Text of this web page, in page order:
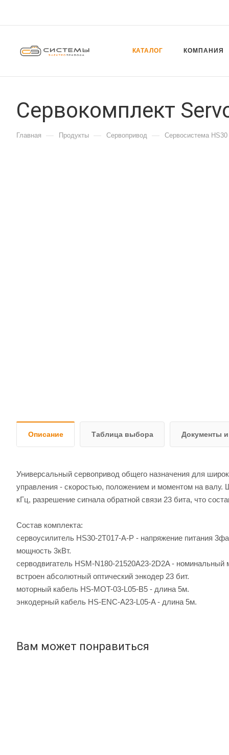
КАТАЛОГ КОМПАНИЯ
Сервокомплект
Главная — Продукты — Сервопривод — Сервосистема HS30
Описание Таблица выбора Документы
Универсальный сервопривод общего назначения для
управления - скоростью, положением и моментом на
кГц, разрешение сигнала обратной связи 23 бита, что
Состав комплекта:
сервоусилитель HS30-2T017-A-P - напряжение питания
мощность 3кВт.
серводвигатель HSM-N180-21520A23-2D2A -
встроен абсолютный оптический энкодер 23 бит.
моторный кабель HS-MOT-03-L05-B5 - длина 5м.
энкодерный кабель HS-ENC-A23-L05-A - длина 5м.
Вам может понравиться